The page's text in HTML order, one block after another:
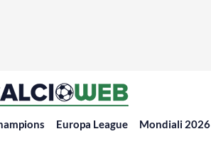
Europa League Mondiali 2026